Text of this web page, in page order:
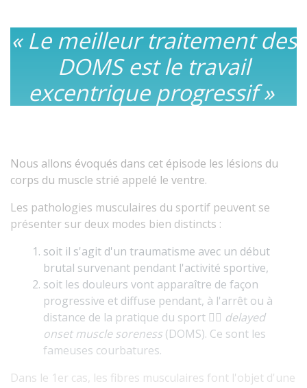
« Le meilleur traitement des
DOMS est le travail
excentrique progressif »
Nous allons évoqués dans cet épisode les lésions du
corps du muscle strié appelé le ventre.
Les pathologies musculaires du sportif peuvent se
présenter sur deux modes bien distincts :
soit il s'agit d'un traumatisme avec un début
brutal survenant pendant l'activité sportive,
soit les douleurs vont apparaître de façon
progressive et diffuse pendant, à l'arrêt ou à
distance de la pratique du sport 👉🏻 delayed
onset muscle soreness (DOMS). Ce sont les
fameuses courbatures.
Dans le 1er cas, les fibres musculaires font l'objet d'une